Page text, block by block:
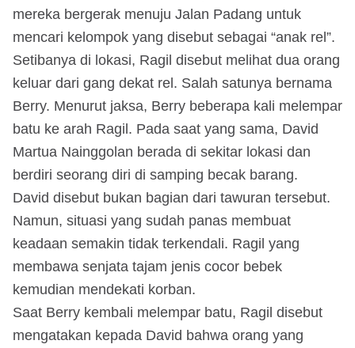
mereka bergerak menuju Jalan Padang untuk
mencari kelompok yang disebut sebagai “anak rel”.
Setibanya di lokasi, Ragil disebut melihat dua orang
keluar dari gang dekat rel. Salah satunya bernama
Berry. Menurut jaksa, Berry beberapa kali melempar
batu ke arah Ragil. Pada saat yang sama, David
Martua Nainggolan berada di sekitar lokasi dan
berdiri seorang diri di samping becak barang.
David disebut bukan bagian dari tawuran tersebut.
Namun, situasi yang sudah panas membuat
keadaan semakin tidak terkendali. Ragil yang
membawa senjata tajam jenis cocor bebek
kemudian mendekati korban.
Saat Berry kembali melempar batu, Ragil disebut
mengatakan kepada David bahwa orang yang